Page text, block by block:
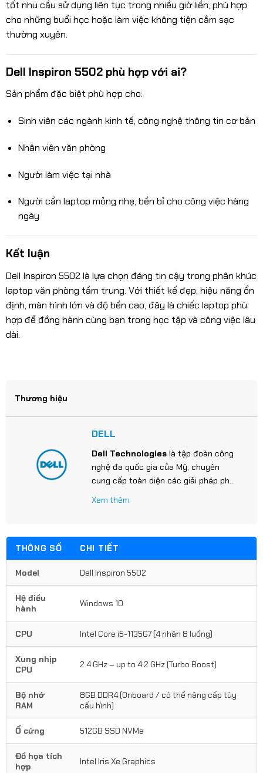
tốt nhu cầu sử dụng liên tục trong nhiều giờ liền, phù hợp
cho những buổi học hoặc làm việc không tiện cắm sạc
thường xuyên.
Dell Inspiron 5502 phù hợp với ai?
Sản phẩm đặc biệt phù hợp cho:
Sinh viên các ngành kinh tế, công nghệ thông tin cơ bản
Nhân viên văn phòng
Người làm việc tại nhà
Người cần laptop mỏng nhẹ, bền bỉ cho công việc hàng
ngày
Kết luận
Dell Inspiron 5502 là lựa chọn đáng tin cậy trong phân khúc
laptop văn phòng tầm trung. Với thiết kế đẹp, hiệu năng ổn
định, màn hình lớn và độ bền cao, đây là chiếc laptop phù
hợp để đồng hành cùng bạn trong học tập và công việc lâu
dài.
Thương hiệu
DELL
Dell Technologies là tập đoàn công
nghệ đa quốc gia của Mỹ, chuyên
cung cấp toàn diện các giải pháp phần
Xem thêm
THÔNG SỐ CHI TIẾT
Model Dell Inspiron 5502
Hệ điều
hành
Windows 10
CPU Intel Core i5-1135G7 (4 nhân 8 luồng)
Xung nhịp
CPU
2.4 GHz – up to 4.2 GHz (Turbo Boost)
Bộ nhớ
RAM
8GB DDR4 (Onboard / có thể nâng cấp tùy
cấu hình)
Ổ cứng 512GB SSD NVMe
Đồ họa tích
hợp
Intel Iris Xe Graphics